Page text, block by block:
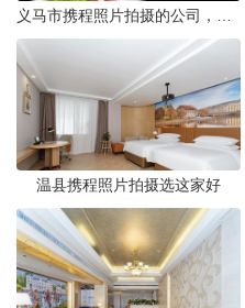
温县携程照片拍摄选这家好